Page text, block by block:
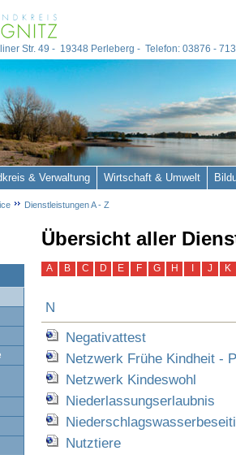
Übersicht aller
A B C D E F G H J K
N
Negativattest
Netzwerk Frühe Kindheit -
Netzwerk Kindeswohl
Niederlassungserlaubnis
Nutztiere
Str. 49 - 19348 Perleberg - Telefon: 03876 -
& Verwaltung Wirtschaft & Umwelt
Dienstleistungen A - Z